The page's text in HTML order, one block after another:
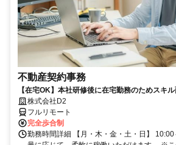
不動産契約事務
【在宅OK】本社研修後に在宅勤務のためスキル
株式会社D2
フルリモート
完全歩合制
勤務時間詳細 【月・木・金・土・日】